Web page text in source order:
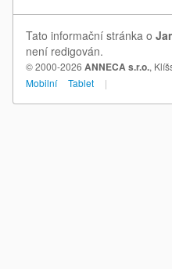
Tato informační stránka o
není redigován.
© 2000-2026 ANNECA s.r.o.,
Mobilní
Tablet |